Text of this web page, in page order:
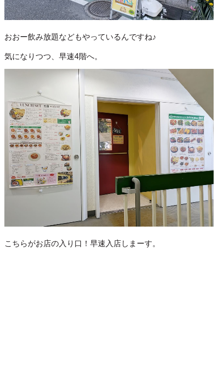
おおー飲み放題などもやっているんですね♪
気になりつつ、早速4階へ。
こちらがお店の入り口！早速入店しまーす。